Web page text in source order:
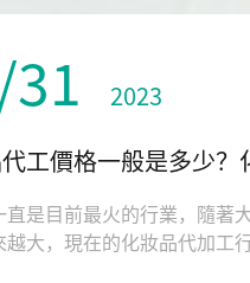
2023
直是目前最火的行業，隨著
越大，現在的化妝品代加工